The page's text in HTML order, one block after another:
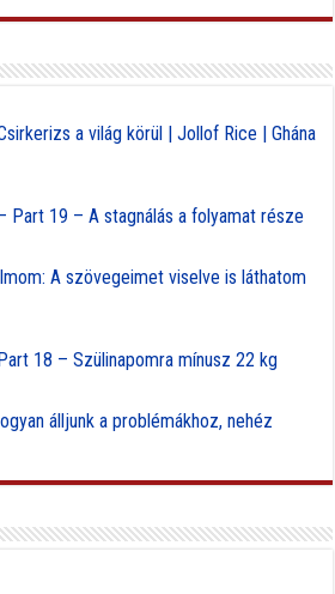
a világ körül | Jollof Rice | Ghána
Part 19 – A stagnálás a folyamat része
A szövegeimet viselve is láthatom
18 – Szülinapomra mínusz 22 kg
álljunk a problémákhoz, nehéz